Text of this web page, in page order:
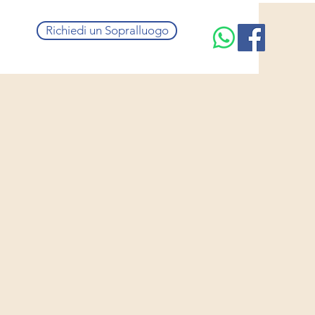
Richiedi un Sopralluogo